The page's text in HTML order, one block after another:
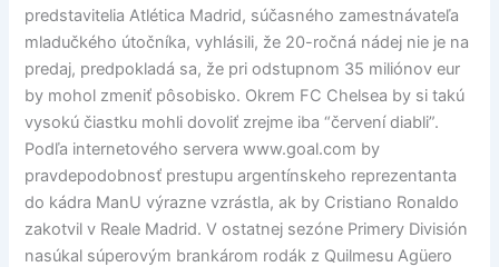
predstavitelia Atlética Madrid, súčasného zamestnávateľa
mladučkého útočníka, vyhlásili, že 20-ročná nádej nie je na
predaj, predpokladá sa, že pri odstupnom 35 miliónov eur
by mohol zmeniť pôsobisko. Okrem FC Chelsea by si takú
vysokú čiastku mohli dovoliť zrejme iba “červení diabli”.
Podľa internetového servera www.goal.com by
pravdepodobnosť prestupu argentínskeho reprezentanta
do kádra ManU výrazne vzrástla, ak by Cristiano Ronaldo
zakotvil v Reale Madrid. V ostatnej sezóne Primery División
nasúkal súperovým brankárom rodák z Quilmesu Agüero